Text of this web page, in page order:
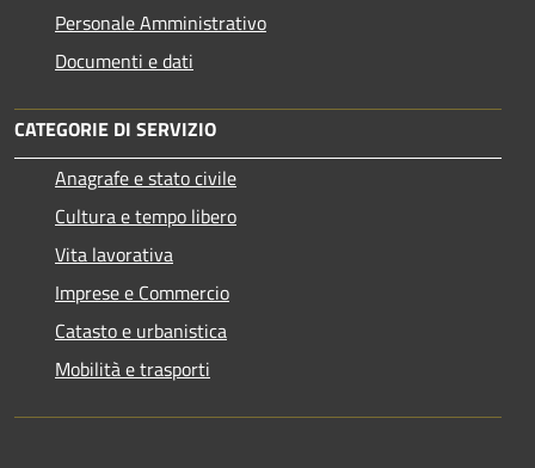
Personale Amministrativo
Documenti e dati
CATEGORIE DI SERVIZIO
Anagrafe e stato civile
Cultura e tempo libero
Vita lavorativa
Imprese e Commercio
Catasto e urbanistica
Mobilità e trasporti